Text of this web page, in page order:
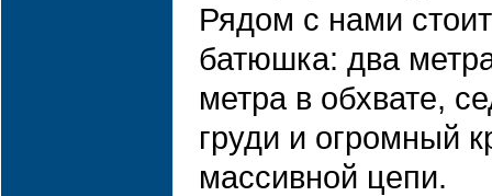
Рядом с нами
батюшка: два
метра в обхвате,
груди и огромный
массивной цепи.